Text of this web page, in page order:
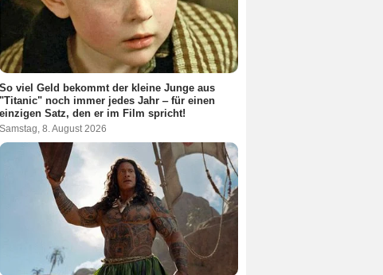
So viel Geld bekommt der kleine Junge aus
"Titanic" noch immer jedes Jahr ‒ für einen
einzigen Satz, den er im Film spricht!
Samstag, 8. August 2026